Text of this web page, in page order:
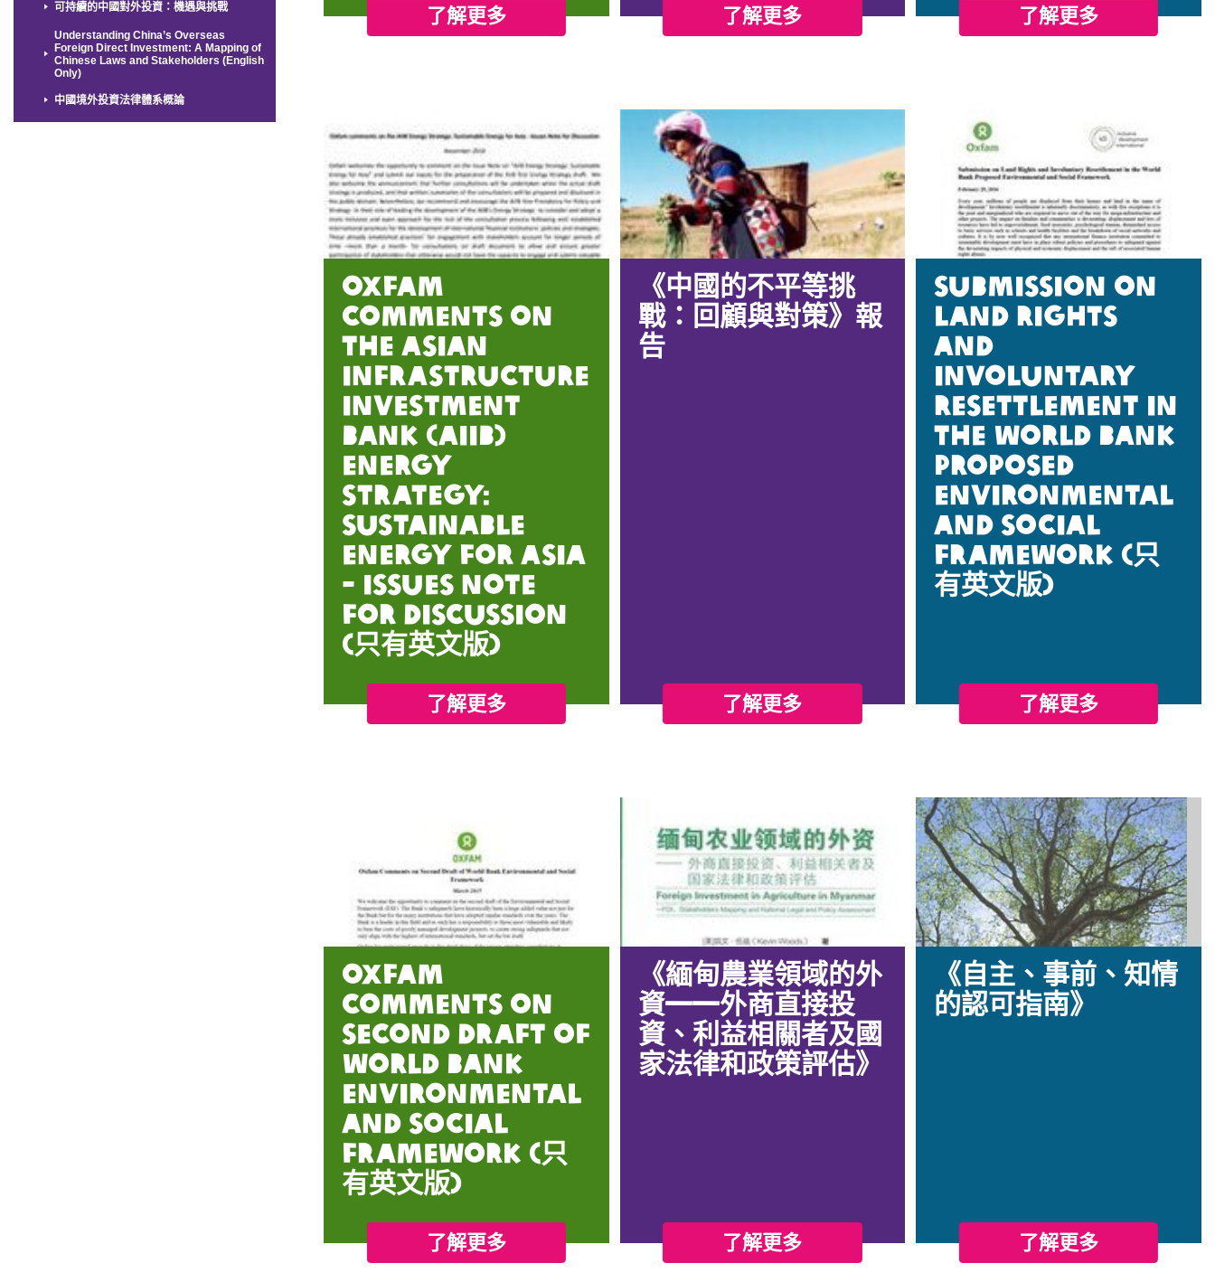
可持續的中國對外投資：機遇與挑戰
Understanding China’s Overseas
Foreign Direct Investment: A Mapping of
Chinese Laws and Stakeholders (English
Only)
中國境外投資法律體系概論
了解更多 了解更多 了解更多
Oxfam
comments on
the Asian
Infrastructure
Investment
Bank (AIIB)
Energy
Strategy:
Sustainable
Energy for Asia
- Issues Note
for Discussion
(只有英文版)
了解更多
《中國的不平等挑
戰：回顧與對策》報
告
了解更多
Submission on
Land Rights
and
Involuntary
Resettlement in
the World Bank
Proposed
Environmental
and Social
Framework (只
有英文版)
了解更多
Oxfam
Comments on
Second Draft of
World Bank
Environmental
and Social
Framework (只
有英文版)
了解更多
《緬甸農業領域的外
資——外商直接投
資、利益相關者及國
家法律和政策評估》
了解更多
《自主、事前、知情
的認可指南》
了解更多